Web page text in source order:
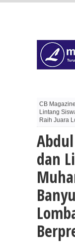
CB
Lintang
Raih Juara
dan